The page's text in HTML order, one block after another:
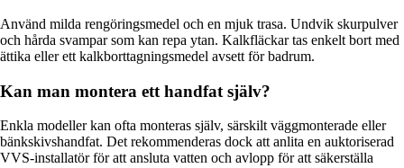
Använd milda rengöringsmedel och en mjuk trasa. Undvik skurpulver
och hårda svampar som kan repa ytan. Kalkfläckar tas enkelt bort med
ättika eller ett kalkborttagningsmedel avsett för badrum.
Kan man montera ett handfat själv?
Enkla modeller kan ofta monteras själv, särskilt väggmonterade eller
bänkskivshandfat. Det rekommenderas dock att anlita en auktoriserad
VVS-installatör för att ansluta vatten och avlopp för att säkerställa